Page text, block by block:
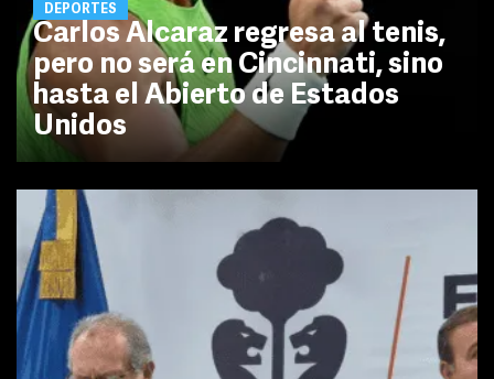
DEPORTES
Carlos Alcaraz regresa al tenis,
pero no será en Cincinnati, sino
hasta el Abierto de Estados
Unidos